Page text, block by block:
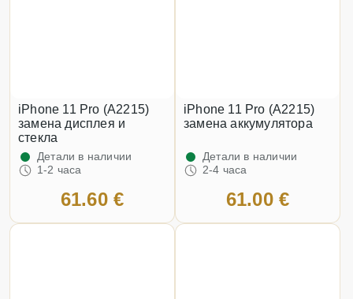
iPhone 11 Pro (A2215)
замена дисплея и
стекла
Детали в наличии
1-2 часа
61.60 €
iPhone 11 Pro (A2215)
замена аккумулятора
Детали в наличии
2-4 часа
61.00 €